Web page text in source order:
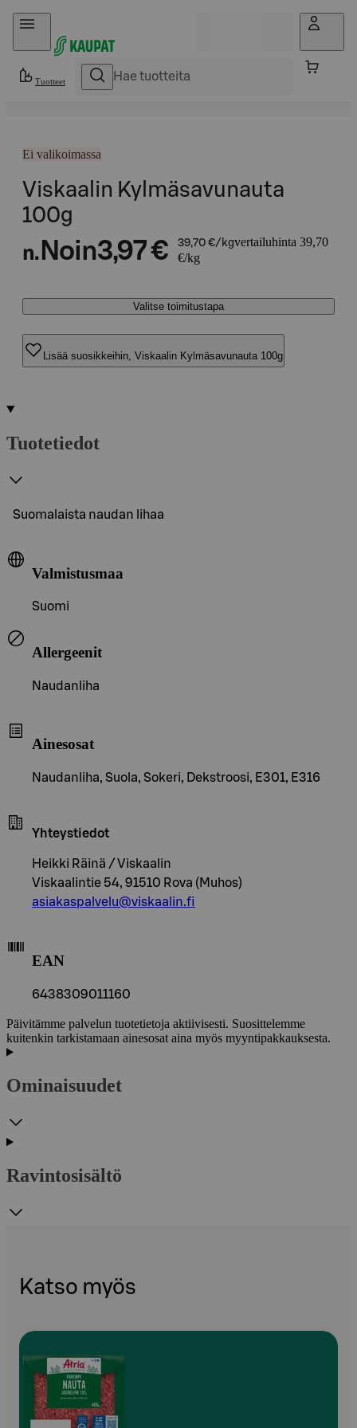
Hyppää sisältöön
Tuotteet
Ei valikoimassa
Viskaalin Kylmäsavunauta
100g
n. Noin3,97 € 39,70 €/kgvertailuhinta 39,70
€/kg
Valitse toimitustapa
Lisää suosikkeihin, Viskaalin Kylmäsavunauta 100g
Tuotetiedot
Suomalaista naudan lihaa
Valmistusmaa
Suomi
Allergeenit
Naudanliha
Ainesosat
Naudanliha, Suola, Sokeri, Dekstroosi, E301, E316
Yhteystiedot
Heikki Räinä / Viskaalin
Viskaalintie 54, 91510 Rova (Muhos)
asiakaspalvelu@viskaalin.fi
EAN
6438309011160
Päivitämme palvelun tuotetietoja aktiivisesti. Suosittelemme
kuitenkin tarkistamaan ainesosat aina myös myyntipakkauksesta.
Ominaisuudet
Ravintosisältö
Katso myös